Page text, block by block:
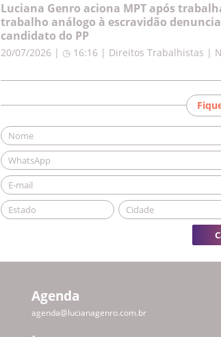
Luciana Genro aciona MPT após
trabalho análogo à escravidão
candidato do PP
20/07/2026 | ◷ 16:16 | Direitos Trabalhistas |
Agenda
agenda@lucianagenro.com.br